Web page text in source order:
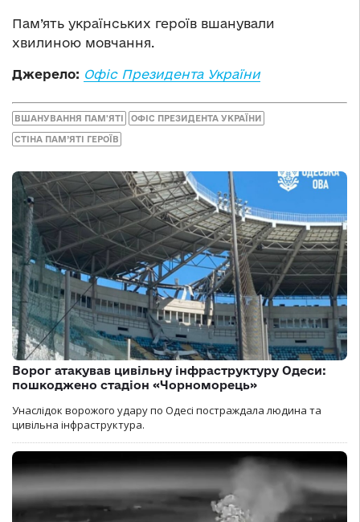
Пам’ять українських героїв вшанували
хвилиною мовчання.
Джерело: Офіс Президента України
ВШАНУВАННЯ ПАМ'ЯТІ ОФІС ПРЕЗИДЕНТА УКРАЇНИ
СТІНА ПАМ’ЯТІ ГЕРОЇВ
Ворог атакував цивільну інфраструктуру Одеси:
пошкоджено стадіон «Чорноморець»
Унаслідок ворожого удару по Одесі постраждала людина та
цивільна інфраструктура.